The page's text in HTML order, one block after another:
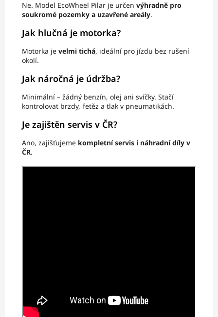
Ne. Model EcoWheel Pilar je určen výhradně pro
soukromé pozemky a uzavřené areály.
Jak hlučná je motorka?
Motorka je velmi tichá, ideální pro jízdu bez rušení
okolí.
Jak náročná je údržba?
Minimální – žádný benzín, olej ani svíčky. Stačí
kontrolovat brzdy, řetěz a tlak v pneumatikách.
Je zajištěn servis v ČR?
Ano, zajišťujeme kompletní servis i náhradní díly v
ČR.